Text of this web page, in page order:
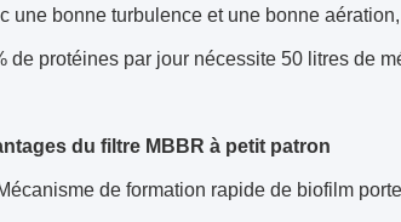
une bonne turbulence et une bonne
de protéines par jour nécessite 50 litres de
du filtre MBBR à petit patron
de formation rapide de biofilm